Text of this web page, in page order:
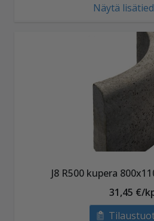
Näytä
J8 R500 kupera
31,45 €/